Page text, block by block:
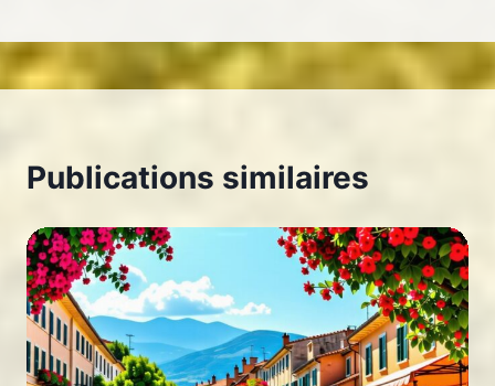
Publications similaires